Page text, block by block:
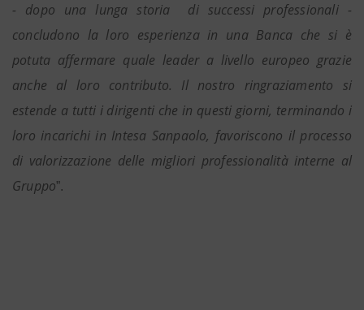
- dopo una lunga storia
di successi professionali -
concludono la loro esperienza in una Banca che si è
potuta affermare quale leader a livello europeo grazie
anche al loro contributo. Il nostro ringraziamento si
estende a tutti i dirigenti che in questi giorni, terminando i
loro incarichi in Intesa Sanpaolo, favoriscono il processo
di valorizzazione delle migliori professionalità interne al
Gruppo”.